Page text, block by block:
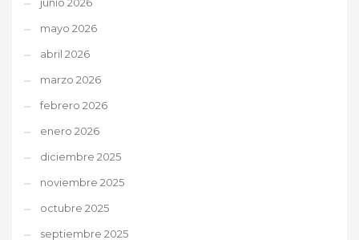
junio 2026
mayo 2026
abril 2026
marzo 2026
febrero 2026
enero 2026
diciembre 2025
noviembre 2025
octubre 2025
septiembre 2025